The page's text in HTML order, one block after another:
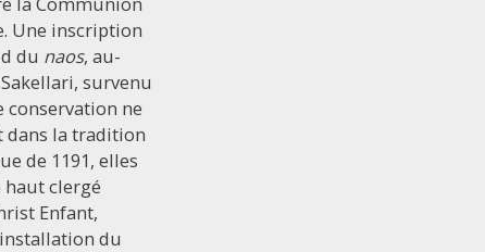
Une inscription
du naos, au-
survenu
conservation ne
dans la tradition
de 1191, elles
clergé
Enfant,
du